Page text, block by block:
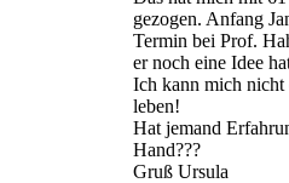
gezogen. Anfang
Termin bei Prof.
er noch eine Idee
Ich kann mich nicht
leben!
Hat jemand
Hand???
Gruß Ursula